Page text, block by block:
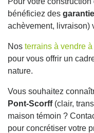
bénéficiez des
achèvement, livraison)
Nos terrains à vendre
pour vous offrir un
nature.
Vous souhaitez
Pont-Scorff(clair,
maison témoin ?
pour concrétiser votre